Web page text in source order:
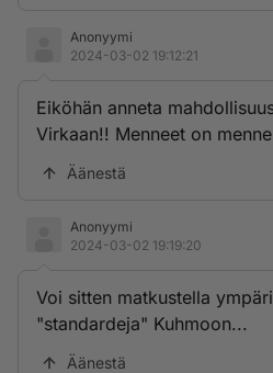
Anonyymi
2024-03-02 19:12:21
Eiköhän anneta
Virkaan!! Menneet on
Äänestä
Anonyymi
2024-03-02 19:19:20
Voi sitten matkustella
"standardeja" Kuhmoon...
Äänestä